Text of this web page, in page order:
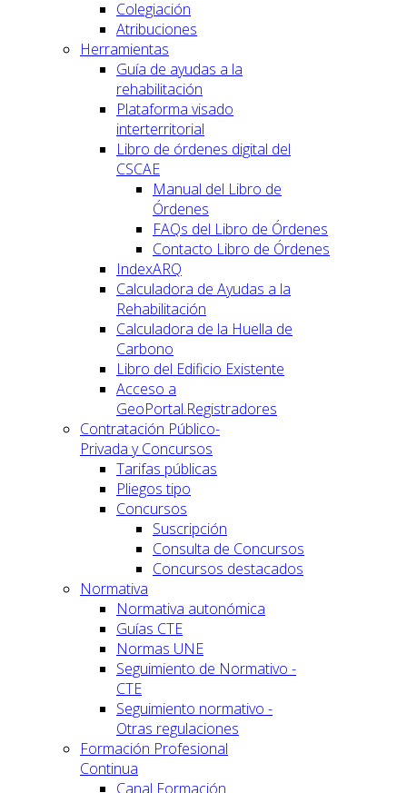
Colegiación
Atribuciones
Herramientas
Guía de ayudas a la
rehabilitación
Plataforma visado
interterritorial
Libro de órdenes digital del
CSCAE
Manual del Libro de
Órdenes
FAQs del Libro de Órdenes
Contacto Libro de Órdenes
IndexARQ
Calculadora de Ayudas a la
Rehabilitación
Calculadora de la Huella de
Carbono
Libro del Edificio Existente
Acceso a
GeoPortal.Registradores
Contratación Público-
Privada y Concursos
Tarifas públicas
Pliegos tipo
Concursos
Suscripción
Consulta de Concursos
Concursos destacados
Normativa
Normativa autonómica
Guías CTE
Normas UNE
Seguimiento de Normativo -
CTE
Seguimiento normativo -
Otras regulaciones
Formación Profesional
Continua
Canal Formación